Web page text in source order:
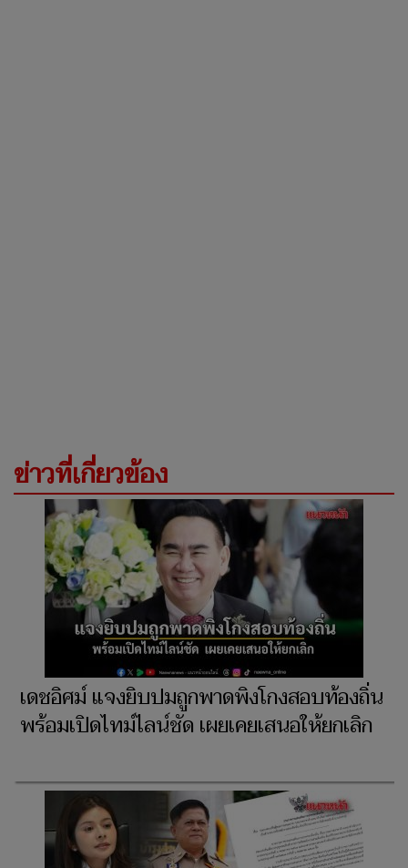
ข่าวที่เกี่ยวข้อง
เดชอิศม์ แจงยิบปมถูกพาดพิงโกงสอบท้องถิ่น
พร้อมเปิดไทม์ไลน์ชัด เผยเคยเสนอให้ยกเลิก